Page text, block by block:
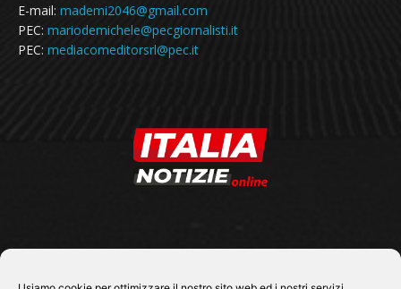
E-mail: mademi2046@gmail.com
PEC: mariodemichele@pecgiornalisti.it
PEC: mediacomeditorsrl@pec.it